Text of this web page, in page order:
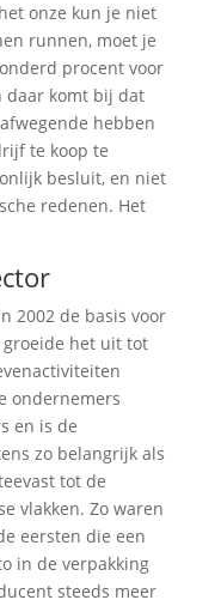
onze kun je niet
runnen, moet je
procent voor
daar komt bij dat
hebben
te koop te
besluit, en niet
redenen. Het
2002 de basis voor
het uit tot
ondernemers
en is de
zo belangrijk als
tot de
vlakken. Zo waren
eersten die een
in de verpakking
steeds meer